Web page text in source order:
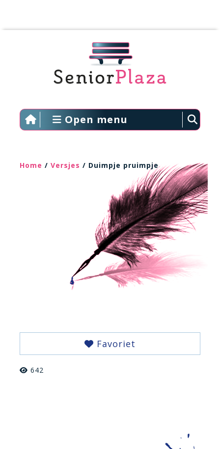
Open menu
Home / Versjes / Duimpje pruimpje
Favoriet
642